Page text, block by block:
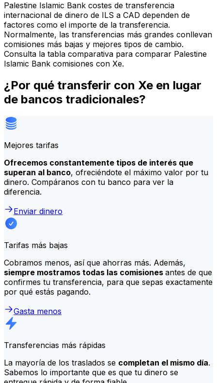
Palestine Islamic Bank costes de transferencia
internacional de dinero de ILS a CAD dependen de
factores como el importe de la transferencia.
Normalmente, las transferencias más grandes conllevan
comisiones más bajas y mejores tipos de cambio.
Consulta la tabla comparativa para comparar Palestine
Islamic Bank comisiones con Xe.
¿Por qué transferir con Xe en lugar
de bancos tradicionales?
Mejores tarifas
Ofrecemos constantemente tipos de interés que
superan al banco, ofreciéndote el máximo valor por tu
dinero. Compáranos con tu banco para ver la
diferencia.
Enviar dinero
Tarifas más bajas
Cobramos menos, así que ahorras más. Además,
siempre mostramos todas las comisiones antes de que
confirmes tu transferencia, para que sepas exactamente
por qué estás pagando.
Gasta menos
Transferencias más rápidas
La mayoría de los traslados se completan el mismo día.
Sabemos lo importante que es que tu dinero se